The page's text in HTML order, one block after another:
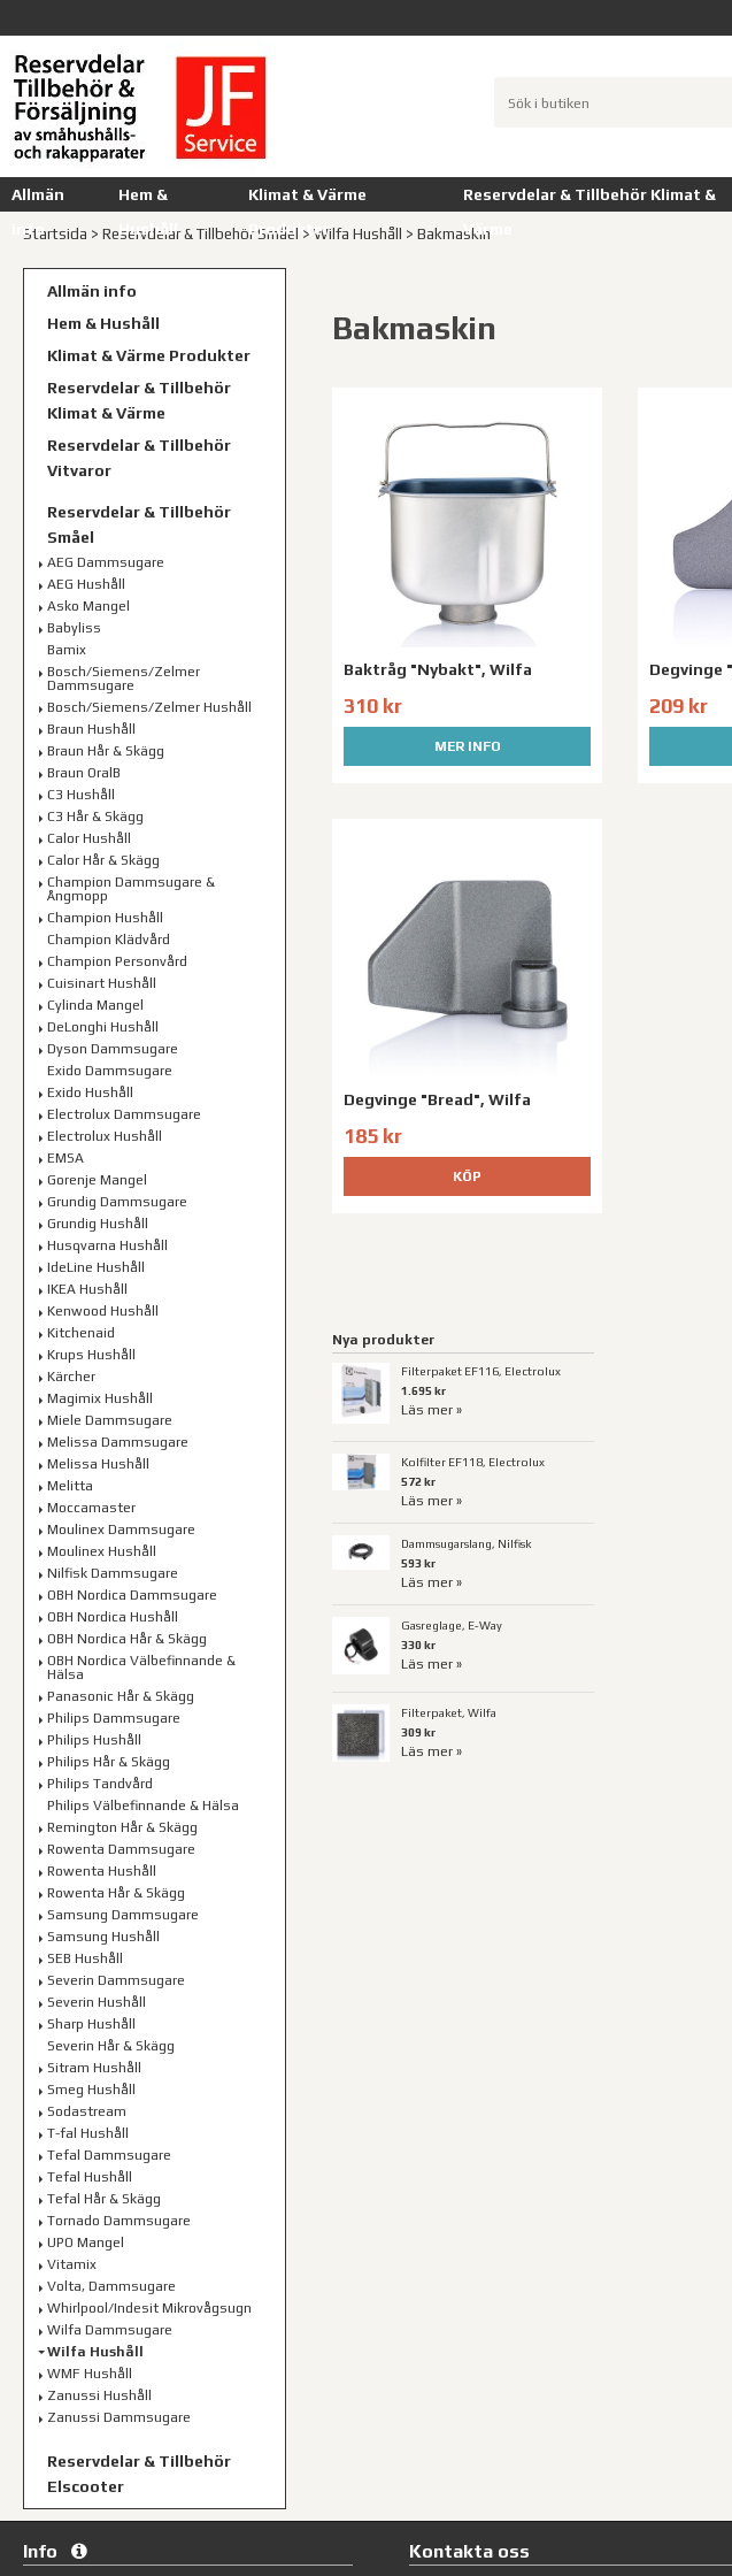
Allmän
info
Hem &
Hushåll
Klimat & Värme
Produkter
Reservdelar & Tillbehör Klimat &
Värme
Startsida > Reservdelar & Tillbehör Småel > Wilfa Hushåll > Bakmaskin
Allmän info
Hem & Hushåll
Klimat & Värme Produkter
Reservdelar & Tillbehör
Klimat & Värme
Reservdelar & Tillbehör
Vitvaror
Reservdelar & Tillbehör
Småel
AEG Dammsugare
AEG Hushåll
Asko Mangel
Babyliss
Bamix
Bosch/Siemens/Zelmer
Dammsugare
Bosch/Siemens/Zelmer Hushåll
Braun Hushåll
Braun Hår & Skägg
Braun OralB
C3 Hushåll
C3 Hår & Skägg
Calor Hushåll
Calor Hår & Skägg
Champion Dammsugare &
Ångmopp
Champion Hushåll
Champion Klädvård
Champion Personvård
Cuisinart Hushåll
Cylinda Mangel
DeLonghi Hushåll
Dyson Dammsugare
Exido Dammsugare
Exido Hushåll
Electrolux Dammsugare
Electrolux Hushåll
EMSA
Gorenje Mangel
Grundig Dammsugare
Grundig Hushåll
Husqvarna Hushåll
IdeLine Hushåll
IKEA Hushåll
Kenwood Hushåll
Kitchenaid
Krups Hushåll
Kärcher
Magimix Hushåll
Miele Dammsugare
Melissa Dammsugare
Melissa Hushåll
Melitta
Moccamaster
Moulinex Dammsugare
Moulinex Hushåll
Nilfisk Dammsugare
OBH Nordica Dammsugare
OBH Nordica Hushåll
OBH Nordica Hår & Skägg
OBH Nordica Välbefinnande &
Hälsa
Panasonic Hår & Skägg
Philips Dammsugare
Philips Hushåll
Philips Hår & Skägg
Philips Tandvård
Philips Välbefinnande & Hälsa
Remington Hår & Skägg
Rowenta Dammsugare
Rowenta Hushåll
Rowenta Hår & Skägg
Samsung Dammsugare
Samsung Hushåll
SEB Hushåll
Severin Dammsugare
Severin Hushåll
Sharp Hushåll
Severin Hår & Skägg
Sitram Hushåll
Smeg Hushåll
Sodastream
T-fal Hushåll
Tefal Dammsugare
Tefal Hushåll
Tefal Hår & Skägg
Tornado Dammsugare
UPO Mangel
Vitamix
Volta, Dammsugare
Whirlpool/Indesit Mikrovågsugn
Wilfa Dammsugare
Wilfa Hushåll
WMF Hushåll
Zanussi Hushåll
Zanussi Dammsugare
Reservdelar & Tillbehör
Elscooter
Bakmaskin
Baktråg "Nybakt", Wilfa
310 kr
MER INFO
Degvinge
209 kr
Degvinge "Bread", Wilfa
185 kr
KÖP
Nya produkter
Filterpaket EF116, Electrolux
1.695 kr
Läs mer »
Kolfilter EF118, Electrolux
572 kr
Läs mer »
Dammsugarslang, Nilfisk
593 kr
Läs mer »
Gasreglage, E-Way
330 kr
Läs mer »
Filterpaket, Wilfa
309 kr
Läs mer »
Info Kontakta oss